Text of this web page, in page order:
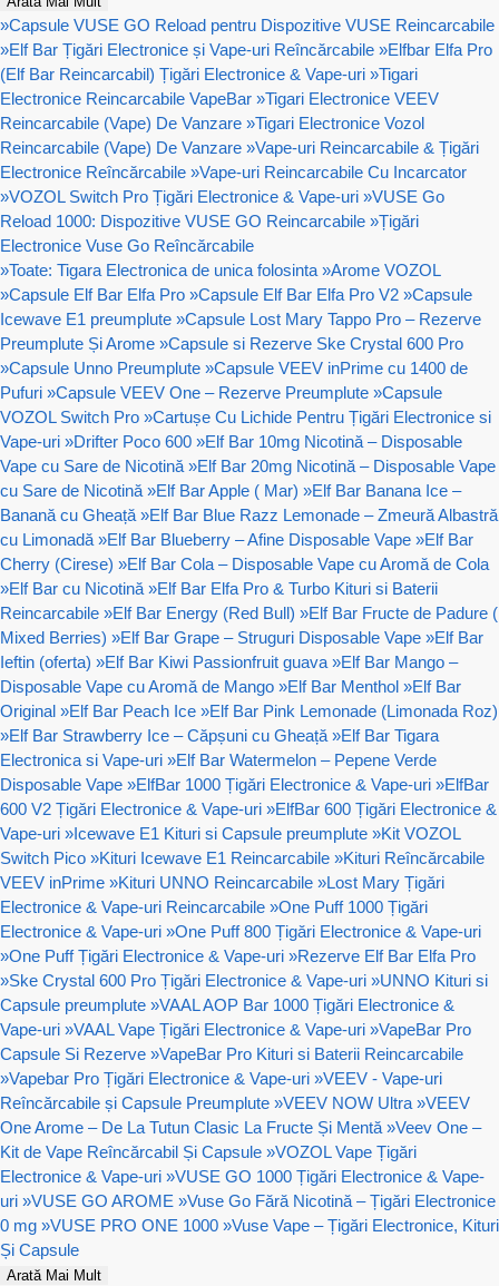
»Capsule VUSE GO Reload pentru Dispozitive VUSE Reincarcabile
»Elf Bar Țigări Electronice și Vape-uri Reîncărcabile »Elfbar Elfa Pro
(Elf Bar Reincarcabil) Țigări Electronice & Vape-uri »Tigari
Electronice Reincarcabile VapeBar »Tigari Electronice VEEV
Reincarcabile (Vape) De Vanzare »Tigari Electronice Vozol
Reincarcabile (Vape) De Vanzare »Vape-uri Reincarcabile & Țigări
Electronice Reîncărcabile »Vape-uri Reincarcabile Cu Incarcator
»VOZOL Switch Pro Țigări Electronice & Vape-uri »VUSE Go
Reload 1000: Dispozitive VUSE GO Reincarcabile »Țigări
Electronice Vuse Go Reîncărcabile
»Toate: Tigara Electronica de unica folosinta »Arome VOZOL
»Capsule Elf Bar Elfa Pro »Capsule Elf Bar Elfa Pro V2 »Capsule
Icewave E1 preumplute »Capsule Lost Mary Tappo Pro – Rezerve
Preumplute Și Arome »Capsule si Rezerve Ske Crystal 600 Pro
»Capsule Unno Preumplute »Capsule VEEV inPrime cu 1400 de
Pufuri »Capsule VEEV One – Rezerve Preumplute »Capsule
VOZOL Switch Pro »Cartușe Cu Lichide Pentru Țigări Electronice si
Vape-uri »Drifter Poco 600 »Elf Bar 10mg Nicotină – Disposable
Vape cu Sare de Nicotină »Elf Bar 20mg Nicotină – Disposable Vape
cu Sare de Nicotină »Elf Bar Apple ( Mar) »Elf Bar Banana Ice –
Banană cu Gheață »Elf Bar Blue Razz Lemonade – Zmeură Albastră
cu Limonadă »Elf Bar Blueberry – Afine Disposable Vape »Elf Bar
Cherry (Cirese) »Elf Bar Cola – Disposable Vape cu Aromă de Cola
»Elf Bar cu Nicotină »Elf Bar Elfa Pro & Turbo Kituri si Baterii
Reincarcabile »Elf Bar Energy (Red Bull) »Elf Bar Fructe de Padure (
Mixed Berries) »Elf Bar Grape – Struguri Disposable Vape »Elf Bar
Ieftin (oferta) »Elf Bar Kiwi Passionfruit guava »Elf Bar Mango –
Disposable Vape cu Aromă de Mango »Elf Bar Menthol »Elf Bar
Original »Elf Bar Peach Ice »Elf Bar Pink Lemonade (Limonada Roz)
»Elf Bar Strawberry Ice – Căpșuni cu Gheață »Elf Bar Tigara
Electronica si Vape-uri »Elf Bar Watermelon – Pepene Verde
Disposable Vape »ElfBar 1000 Țigări Electronice & Vape-uri »ElfBar
600 V2 Țigări Electronice & Vape-uri »ElfBar 600 Țigări Electronice &
Vape-uri »Icewave E1 Kituri si Capsule preumplute »Kit VOZOL
Switch Pico »Kituri Icewave E1 Reincarcabile »Kituri Reîncărcabile
VEEV inPrime »Kituri UNNO Reincarcabile »Lost Mary Țigări
Electronice & Vape-uri Reincarcabile »One Puff 1000 Țigări
Electronice & Vape-uri »One Puff 800 Țigări Electronice & Vape-uri
»One Puff Țigări Electronice & Vape-uri »Rezerve Elf Bar Elfa Pro
»Ske Crystal 600 Pro Țigări Electronice & Vape-uri »UNNO Kituri si
Capsule preumplute »VAAL AOP Bar 1000 Țigări Electronice &
Vape-uri »VAAL Vape Țigări Electronice & Vape-uri »VapeBar Pro
Capsule Si Rezerve »VapeBar Pro Kituri si Baterii Reincarcabile
»Vapebar Pro Țigări Electronice & Vape-uri »VEEV - Vape-uri
Reîncărcabile și Capsule Preumplute »VEEV NOW Ultra »VEEV
One Arome – De La Tutun Clasic La Fructe Și Mentă »Veev One –
Kit de Vape Reîncărcabil Și Capsule »VOZOL Vape Țigări
Electronice & Vape-uri »VUSE GO 1000 Țigări Electronice & Vape-
uri »VUSE GO AROME »Vuse Go Fără Nicotină – Țigări Electronice
0 mg »VUSE PRO ONE 1000 »Vuse Vape – Țigări Electronice, Kituri
Și Capsule
Arată Mai Mult